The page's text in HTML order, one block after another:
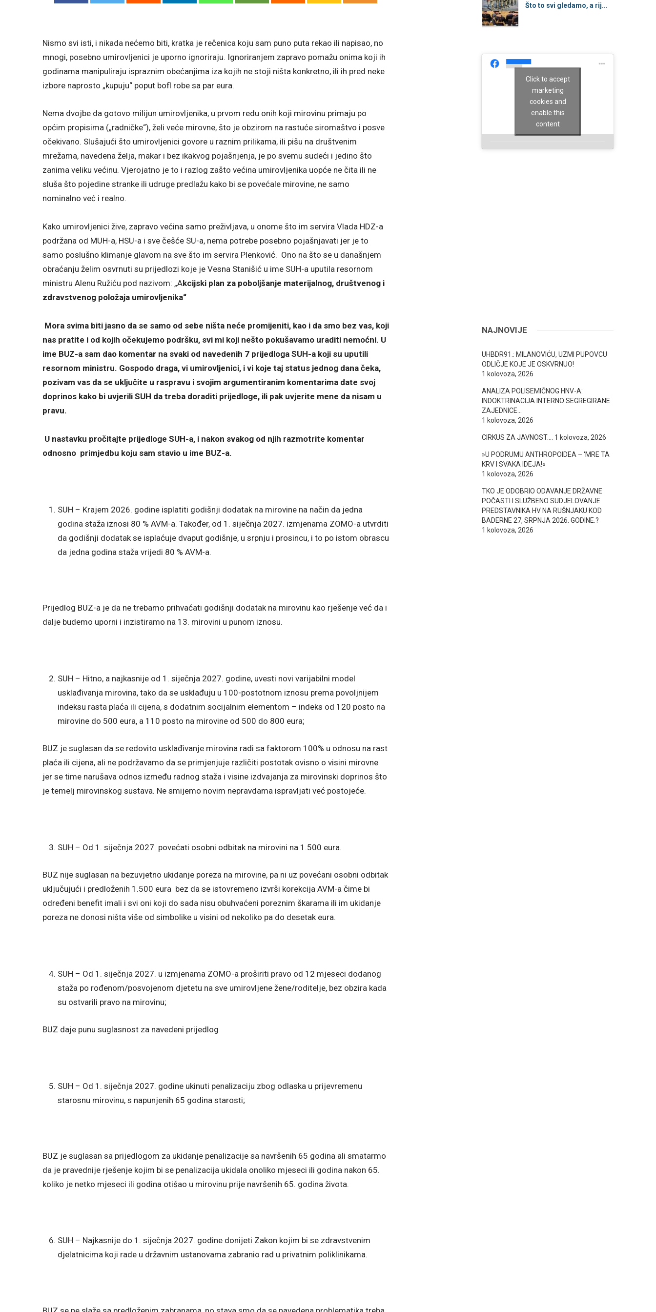
Nismo svi isti, i nikada nećemo biti, kratka je rečenica koju sam puno puta rekao ili napisao, no
mnogi, posebno umirovljenici je uporno ignoriraju. Ignoriranjem zapravo pomažu onima koji ih
godinama manipuliraju ispraznim obećanjima iza kojih ne stoji ništa konkretno, ili ih pred neke
izbore naprosto „kupuju“ poput bofl robe sa par eura.
Nema dvojbe da gotovo milijun umirovljenika, u prvom redu onih koji mirovinu primaju po
općim propisima („radničke“), želi veće mirovne, što je obzirom na rastuće siromaštvo i posve
očekivano. Slušajući što umirovljenici govore u raznim prilikama, ili pišu na društvenim
mrežama, navedena želja, makar i bez ikakvog pojašnjenja, je po svemu sudeći i jedino što
zanima veliku većinu. Vjerojatno je to i razlog zašto većina umirovljenika uopće ne čita ili ne
sluša što pojedine stranke ili udruge predlažu kako bi se povećale mirovine, ne samo
nominalno već i realno.
Kako umirovljenici žive, zapravo većina samo preživljava, u onome što im servira Vlada HDZ-a
podržana od MUH-a, HSU-a i sve češće SU-a, nema potrebe posebno pojašnjavati jer je to
samo poslušno klimanje glavom na sve što im servira Plenković. Ono na što se u današnjem
obraćanju želim osvrnuti su prijedlozi koje je Vesna Stanišić u ime SUH-a uputila resornom
ministru Alenu Ružiću pod nazivom: „Akcijski plan za poboljšanje materijalnog, društvenog i
zdravstvenog položaja umirovljenika“
Mora svima biti jasno da se samo od sebe ništa neće promijeniti, kao i da smo bez vas, koji
nas pratite i od kojih očekujemo podršku, svi mi koji nešto pokušavamo uraditi nemoćni. U
ime BUZ-a sam dao komentar na svaki od navedenih 7 prijedloga SUH-a koji su uputili
resornom ministru. Gospodo draga, vi umirovljenici, i vi koje taj status jednog dana čeka,
pozivam vas da se uključite u raspravu i svojim argumentiranim komentarima date svoj
doprinos kako bi uvjerili SUH da treba doraditi prijedloge, ili pak uvjerite mene da nisam u
pravu.
U nastavku pročitajte prijedloge SUH-a, i nakon svakog od njih razmotrite komentar
odnosno primjedbu koju sam stavio u ime BUZ-a.
SUH – Krajem 2026. godine isplatiti godišnji dodatak na mirovine na način da jedna
godina staža iznosi 80 % AVM-a. Također, od 1. siječnja 2027. izmjenama ZOMO-a utvrditi
da godišnji dodatak se isplaćuje dvaput godišnje, u srpnju i prosincu, i to po istom obrascu
da jedna godina staža vrijedi 80 % AVM-a.
Prijedlog BUZ-a je da ne trebamo prihvaćati godišnji dodatak na mirovinu kao rješenje već da i
dalje budemo uporni i inzistiramo na 13. mirovini u punom iznosu.
SUH – Hitno, a najkasnije od 1. siječnja 2027. godine, uvesti novi varijabilni model
usklađivanja mirovina, tako da se usklađuju u 100-postotnom iznosu prema povoljnijem
indeksu rasta plaća ili cijena, s dodatnim socijalnim elementom – indeks od 120 posto na
mirovine do 500 eura, a 110 posto na mirovine od 500 do 800 eura;
BUZ je suglasan da se redovito usklađivanje mirovina radi sa faktorom 100% u odnosu na rast
plaća ili cijena, ali ne podržavamo da se primjenjuje različiti postotak ovisno o visini mirovne
jer se time narušava odnos između radnog staža i visine izdvajanja za mirovinski doprinos što
je temelj mirovinskog sustava. Ne smijemo novim nepravdama ispravljati već postojeće.
SUH – Od 1. siječnja 2027. povećati osobni odbitak na mirovini na 1.500 eura.
BUZ nije suglasan na bezuvjetno ukidanje poreza na mirovine, pa ni uz povećani osobni odbitak
uključujući i predloženih 1.500 eura bez da se istovremeno izvrši korekcija AVM-a čime bi
određeni benefit imali i svi oni koji do sada nisu obuhvaćeni poreznim škarama ili im ukidanje
poreza ne donosi ništa više od simbolike u visini od nekoliko pa do desetak eura.
SUH – Od 1. siječnja 2027. u izmjenama ZOMO-a proširiti pravo od 12 mjeseci dodanog
staža po rođenom/posvojenom djetetu na sve umirovljene žene/roditelje, bez obzira kada
su ostvarili pravo na mirovinu;
BUZ daje punu suglasnost za navedeni prijedlog
SUH – Od 1. siječnja 2027. godine ukinuti penalizaciju zbog odlaska u prijevremenu
starosnu mirovinu, s napunjenih 65 godina starosti;
BUZ je suglasan sa prijedlogom za ukidanje penalizacije sa navršenih 65 godina ali smatarmo
da je pravednije rješenje kojim bi se penalizacija ukidala onoliko mjeseci ili godina nakon 65.
koliko je netko mjeseci ili godina otišao u mirovinu prije navršenih 65. godina života.
SUH – Najkasnije do 1. siječnja 2027. godine donijeti Zakon kojim bi se zdravstvenim
djelatnicima koji rade u državnim ustanovama zabranio rad u privatnim poliklinikama.
Što to svi gledamo, a rij...
Click to accept
marketing
cookies and
enable this
content
NAJNOVIJE
UHBDR91.: MILANOVIĆU, UZMI PUPOVCU
ODLIČJE KOJE JE OSKVRNUO!
1 kolovoza, 2026
ANALIZA POLISEMIČNOG HNV-A:
INDOKTRINACIJA INTERNO SEGREGIRANE
ZAJEDNICE…
1 kolovoza, 2026
CIRKUS ZA JAVNOST…. 1 kolovoza, 2026
»U PODRUMU ANTHROPOIDEA – ‘MRE TA
KRV I SVAKA IDEJA!«
1 kolovoza, 2026
TKO JE ODOBRIO ODAVANJE DRŽAVNE
POČASTI I SLUŽBENO SUDJELOVANJE
PREDSTAVNIKA HV NA RUŠNJAKU KOD
BADERNE 27, SRPNJA 2026. GODINE.?
1 kolovoza, 2026